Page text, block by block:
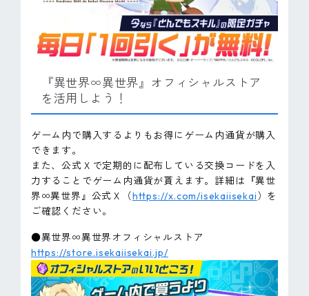
『異世界∞異世界』オフィシャルストア
を活用しよう！
ゲーム内で購入するよりもお得にゲーム内通貨が購入
できます。
また、公式Ｘで定期的に配布している交換コードを入
力することでゲーム内通貨が貰えます。詳細は『異世
界∞異世界』公式Ｘ（https://x.com/isekaiisekai）を
ご確認ください。
●異世界∞異世界オフィシャルストア
https://store.isekaiisekai.jp/